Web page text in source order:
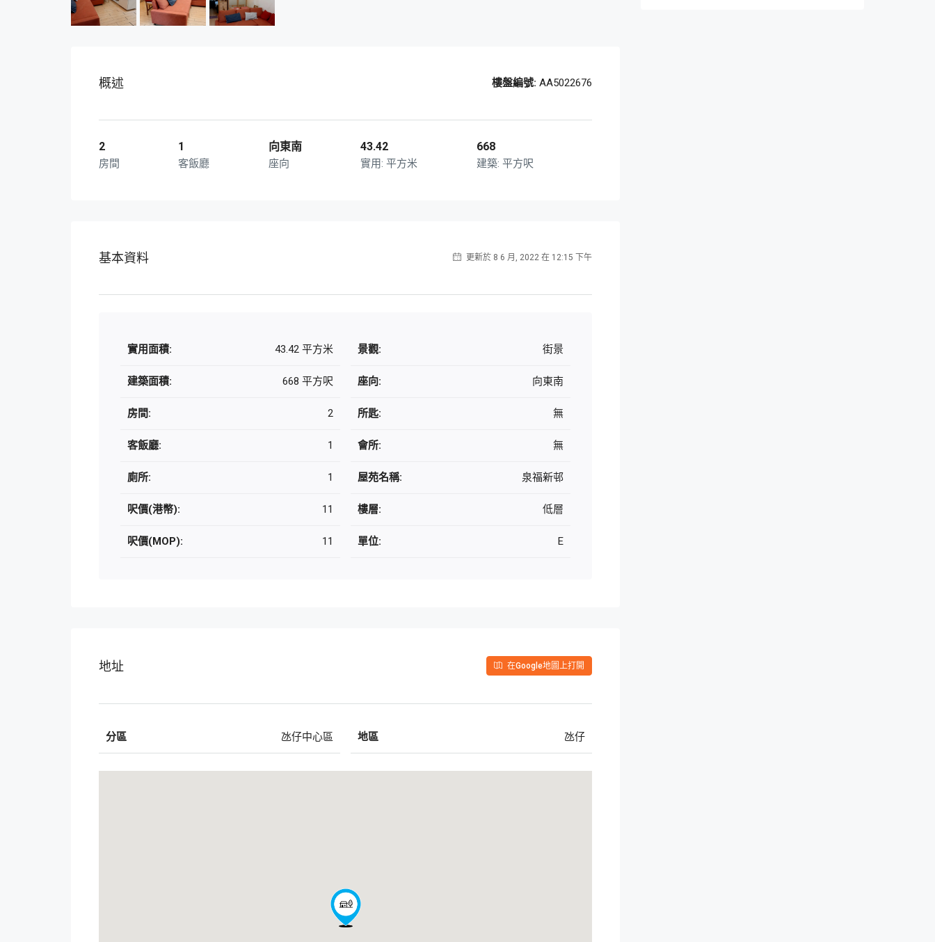
概述 樓盤編號: AA5022676
2
房間
1
客飯廳
向東南
座向
43.42
平方米
668
平方呎
基本資料 更新於 8 6 月, 2022 在 12:15 下午
實用面積: 43.42 平方米
建築面積: 668 平方呎
房間: 2
客飯廳: 1
廁所: 1
呎價(港幣): 11
呎價(MOP): 11
景觀: 街景
座向: 向東南
所匙: 無
會所: 無
屋苑名稱: 泉福新邨
樓層: 低層
單位: E
地址 在Google地圖上打開
分區 氹仔中心區 地區 氹仔